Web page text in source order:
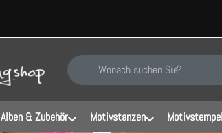
Geben Sie einen Suchbegriff ein.
Alben & Zubehör Motivstanzen Motivstempel